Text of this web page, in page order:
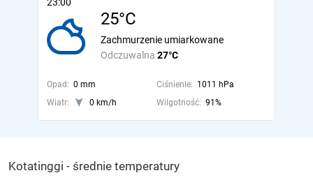
25°C
Odczuwalna 27°C
Zachmurzenie umiarkowane
Opad: 0 mm Ciśnienie: 1011 hPa
Wiatr:
0 km/h Wilgotność: 91%
Kotatinggi - średnie temperatury